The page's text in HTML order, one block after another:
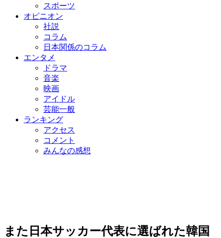
スポーツ
オピニオン
社説
コラム
日本関係のコラム
エンタメ
ドラマ
音楽
映画
アイドル
芸能一般
ランキング
アクセス
コメント
みんなの感想
また日本サッカー代表に選ばれた韓国